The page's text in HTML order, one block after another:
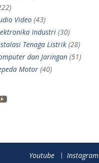
Video (43)
Industri (30)
Tenaga Listrik (28)
dan Jaringan (51)
Motor (40)
Youtube Instagram